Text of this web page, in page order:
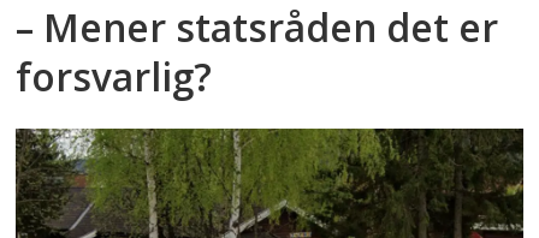
– Mener statsråden det er
forsvarlig?